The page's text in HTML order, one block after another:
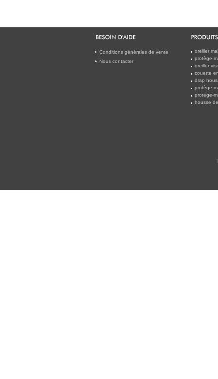
Conditions générales de vente
Nous contacter
oreiller
protège
oreiller
couette
drap
protège-
protège-
housse